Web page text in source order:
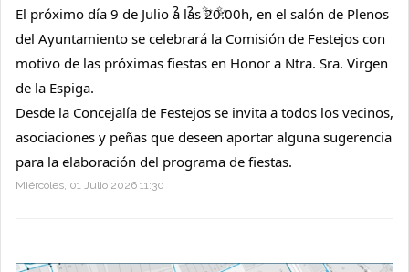
El próximo día 9 de Julio a las 20:00h, en el salón de Plenos
del Ayuntamiento se celebrará la Comisión de Festejos con
motivo de las próximas fiestas en Honor a Ntra. Sra. Virgen
de la Espiga.
Desde la Concejalía de Festejos se invita a todos los vecinos,
asociaciones y peñas que deseen aportar alguna sugerencia
para la elaboración del programa de fiestas.
Miércoles, 01 Julio 2026 11:30